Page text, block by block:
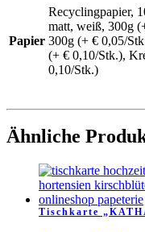
Papier
Recyclingpapier,
matt, weiß, 300g
300g (+ € 0,05/
(+ € 0,10/Stk.),
0,10/Stk.)
Ähnliche
Tischkarte